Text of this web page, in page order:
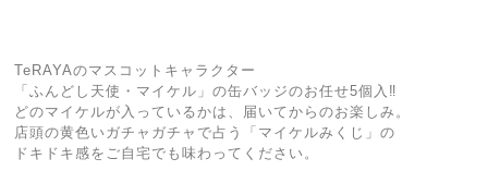
TeRAYAのマスコットキャラクター
「ふんどし天使・マイケル」の缶バッジのお任せ5個入‼
どのマイケルが入っているかは、届いてからのお楽しみ。
店頭の黄色いガチャガチャで占う「マイケルみくじ」の
ドキドキ感をご自宅でも味わってください。